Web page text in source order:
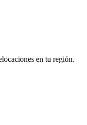
en tu región.